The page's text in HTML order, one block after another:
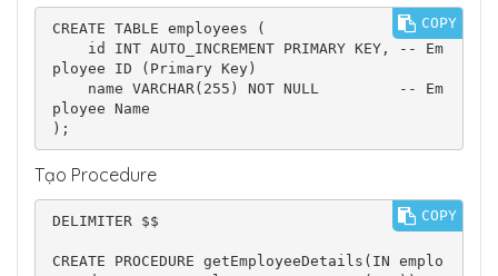
CREATE TABLE employees (
ployee ID (Primary Key)
ployee Name
);
COPY
Tạo Procedure
DELIMITER $$
CREATE PROCEDURE getEmployeeDetails(IN emplo
COPY